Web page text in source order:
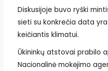
Diskusijoje buvo ryški
sieti su konkrečia data
keičiantis klimatui.
Ūkininkų atstovai prabilo
Nacionalinė mokėjimo